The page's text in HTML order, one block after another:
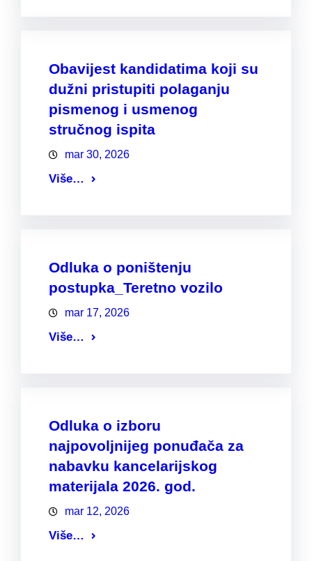
Obavijest kandidatima koji su
dužni pristupiti polaganju
pismenog i usmenog
stručnog ispita
mar 30, 2026
Više…
Odluka o poništenju
postupka_Teretno vozilo
mar 17, 2026
Više…
Odluka o izboru
najpovoljnijeg ponuđača za
nabavku kancelarijskog
materijala 2026. god.
mar 12, 2026
Više…